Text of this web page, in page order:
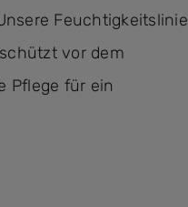
Feuchtigkeitslinie
vor dem
Pflege für ein